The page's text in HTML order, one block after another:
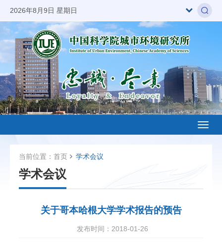
2026年8月9日 星期日
当前位置： 首页 学术会议
学术会议
关于哥本哈根大学学术报告的预告
发布时间：2018-01-26